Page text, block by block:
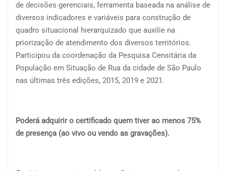
de decisões gerenciais, ferramenta baseada na análise de
diversos indicadores e variáveis para construção de
quadro situacional hierarquizado que auxilie na
priorização de atendimento dos diversos territórios.
Participou da coordenação da Pesquisa Censitária da
População em Situação de Rua da cidade de São Paulo
nas últimas três edições, 2015, 2019 e 2021.
Poderá adquirir o certificado quem tiver ao menos 75%
de presença (ao vivo ou vendo as gravações).